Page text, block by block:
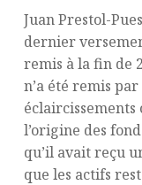
Juan Prestol-
dernier
remis à la fin de
n’a été remis
éclaircissements
l’origine des
qu’il avait reçu
que les actifs